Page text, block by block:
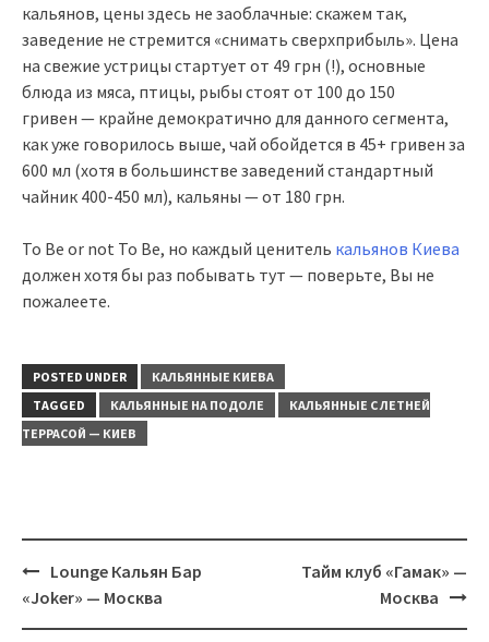
кальянов, цены здесь не заоблачные: скажем так,
заведение не стремится «снимать сверхприбыль». Цена
на свежие устрицы стартует от 49 грн (!), основные
блюда из мяса, птицы, рыбы стоят от 100 до 150
гривен — крайне демократично для данного сегмента,
как уже говорилось выше, чай обойдется в 45+ гривен за
600 мл (хотя в большинстве заведений стандартный
чайник 400-450 мл), кальяны — от 180 грн.
To Be or not To Be, но каждый ценитель кальянов Киева
должен хотя бы раз побывать тут — поверьте, Вы не
пожалеете.
POSTED UNDER
КАЛЬЯННЫЕ КИЕВА
TAGGED
КАЛЬЯННЫЕ НА ПОДОЛЕ
КАЛЬЯННЫЕ С ЛЕТНЕЙ
ТЕРРАСОЙ — КИЕВ
Post
navigation
Lounge Кальян Бар
«Joker» — Москва
Тайм клуб «Гамак» —
Москва